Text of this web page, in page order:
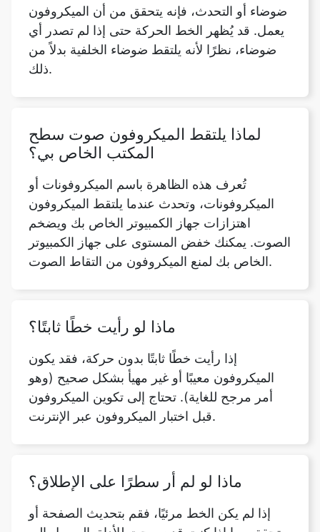
ضوضاء أو التحدث، فإنه يتحقق من أن الميكروفون
يعمل. قد يُظهر الخط الحركة حتى إذا لم تصدر أي
ضوضاء، نظرًا لأنه يلتقط ضوضاء الخلفية بدلاً من
ذلك.
لماذا يلتقط الميكروفون صوت سطح
المكتب الخاص بي؟
تُعرف هذه الظاهرة باسم الميكروفونات أو
الميكروفونات، وتحدث عندما يلتقط الميكروفون
اهتزازات جهاز الكمبيوتر الخاص بك ويضخم
الصوت. يمكنك خفض المستوى على جهاز الكمبيوتر
الخاص بك لمنع الميكروفون من التقاط الصوت.
ماذا لو رأيت خطًا ثابتًا؟
إذا رأيت خطًا ثابتًا بدون حركة، فقد يكون
الميكروفون معيبًا أو غير مهيأ بشكل صحيح (وهو
أمر مرجح للغاية). تحتاج إلى تكوين الميكروفون
قبل اختبار الميكروفون عبر الإنترنت.
ماذا لو لم أر سطرًا على الإطلاق؟
إذا لم يكن الخط مرئيًا، فقم بتحديث الصفحة أو